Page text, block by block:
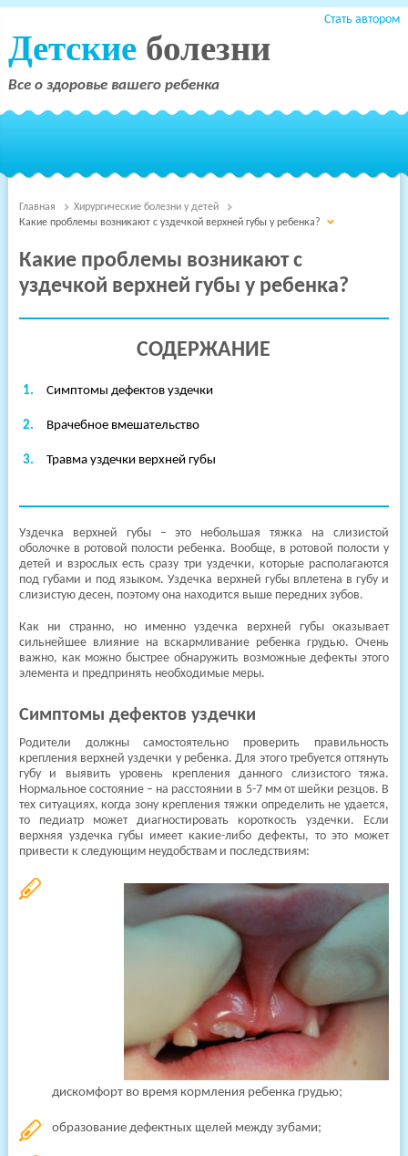
Стать автором
Детские болезни
Все о здоровье вашего ребенка
Главная
Хирургические болезни у детей
Какие проблемы возникают с уздечкой верхней губы у ребенка?
Какие проблемы возникают с
уздечкой верхней губы у ребенка?
СОДЕРЖАНИЕ
Симптомы дефектов уздечки
Врачебное вмешательство
Травма уздечки верхней губы
Уздечка верхней губы – это небольшая тяжка на слизистой
оболочке в ротовой полости ребенка. Вообще, в ротовой полости у
детей и взрослых есть сразу три уздечки, которые располагаются
под губами и под языком. Уздечка верхней губы вплетена в губу и
слизистую десен, поэтому она находится выше передних зубов.
Как ни странно, но именно уздечка верхней губы оказывает
сильнейшее влияние на вскармливание ребенка грудью. Очень
важно, как можно быстрее обнаружить возможные дефекты этого
элемента и предпринять необходимые меры.
Симптомы дефектов уздечки
Родители должны самостоятельно проверить правильность
крепления верхней уздечки у ребенка. Для этого требуется оттянуть
губу и выявить уровень крепления данного слизистого тяжа.
Нормальное состояние – на расстоянии в 5-7 мм от шейки резцов. В
тех ситуациях, когда зону крепления тяжки определить не удается,
то педиатр может диагностировать короткость уздечки. Если
верхняя уздечка губы имеет какие-либо дефекты, то это может
привести к следующим неудобствам и последствиям:
дискомфорт во время кормления ребенка грудью;
образование дефектных щелей между зубами;